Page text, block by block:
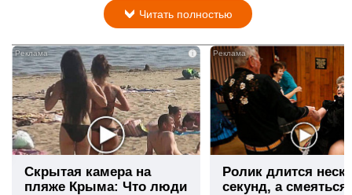
Читать полностью
i
Скрытая камера на
пляже Крыма: Что люди
Ролик длится
секунд, а